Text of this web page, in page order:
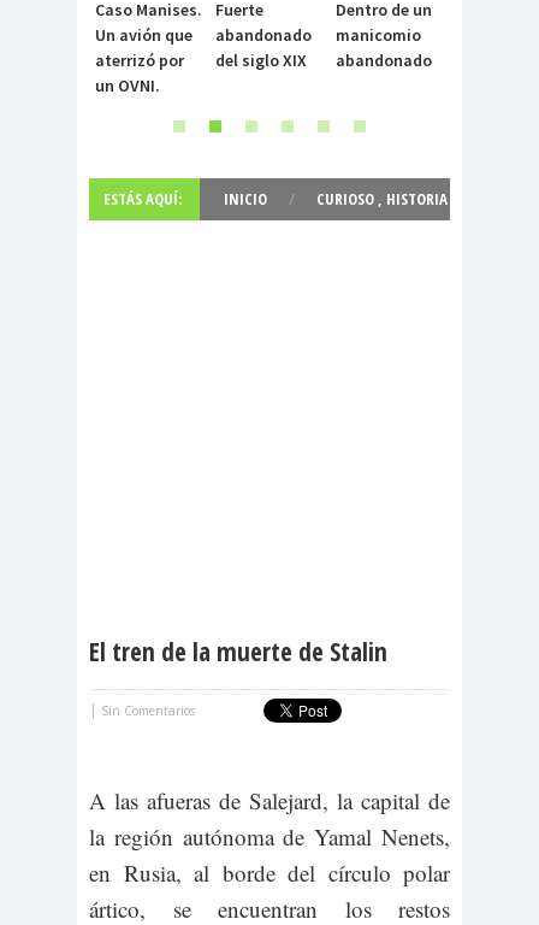
comentarios
Caso Manises.
Un avión que
aterrizó por
un OVNI.
comentarios
Fuerte
abandonado
del siglo XIX
comentarios
Dentro de un
manicomio
abandonado
ESTÁS AQUÍ: INICIO / CURIOSO , HISTORIA
El tren de la muerte de Stalin
| Sin Comentarios
A las afueras de Salejard, la capital de
la región autónoma de Yamal Nenets,
en Rusia, al borde del círculo polar
ártico, se encuentran los restos